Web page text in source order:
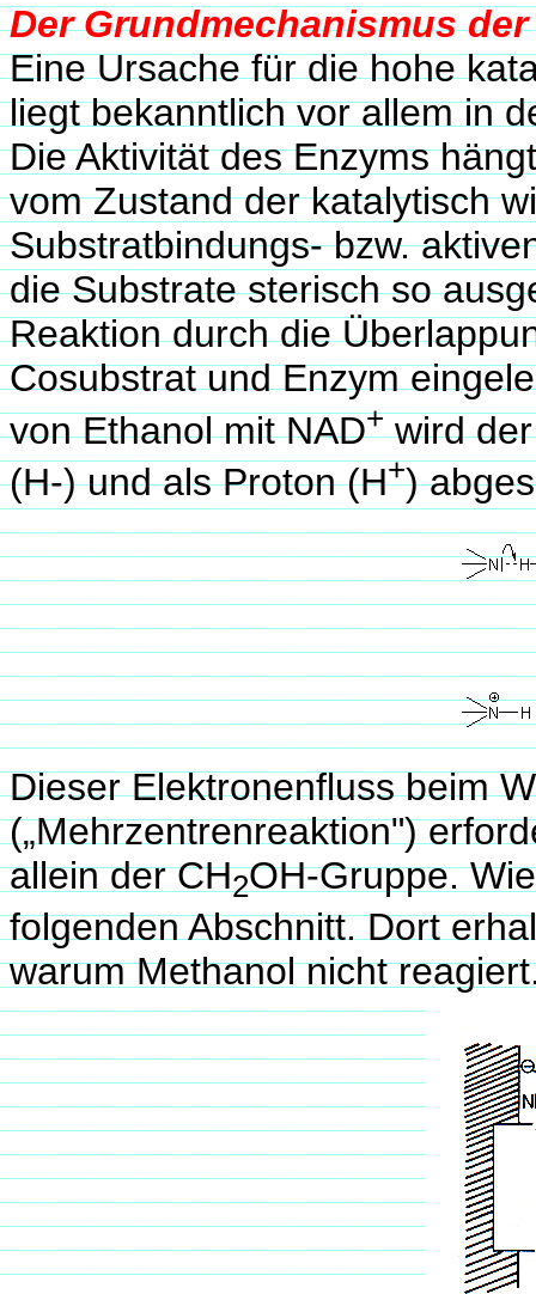
Der Grundmechanismus
Eine Ursache für die hohe
liegt bekanntlich vor allem in
Die Aktivität des Enzyms
vom Zustand der katalytisch
Substratbindungs- bzw.
die Substrate sterisch so
Reaktion durch die
Cosubstrat und Enzym
von Ethanol mit NAD+wird der
(H-) und als Proton (H+)
Dieser Elektronenfluss beim
(„Mehrzentrenreaktion")
allein der CH2OH-Gruppe.
folgenden Abschnitt. Dort
warum Methanol nicht